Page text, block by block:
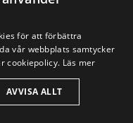
för att förbättra
vår webbplats samtycker
cookiepolicy. Läs mer
AVVISA ALLT